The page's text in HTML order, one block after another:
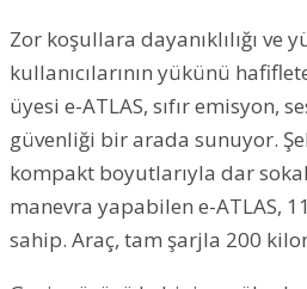
Zor koşullara dayanıklılığı ve
kullanıcılarının yükünü
üyesi e-ATLAS, sıfır emisyon,
güvenliği bir arada sunuyor.
kompakt boyutlarıyla dar
manevra yapabilen e-ATLAS,
sahip. Araç, tam şarjla 200